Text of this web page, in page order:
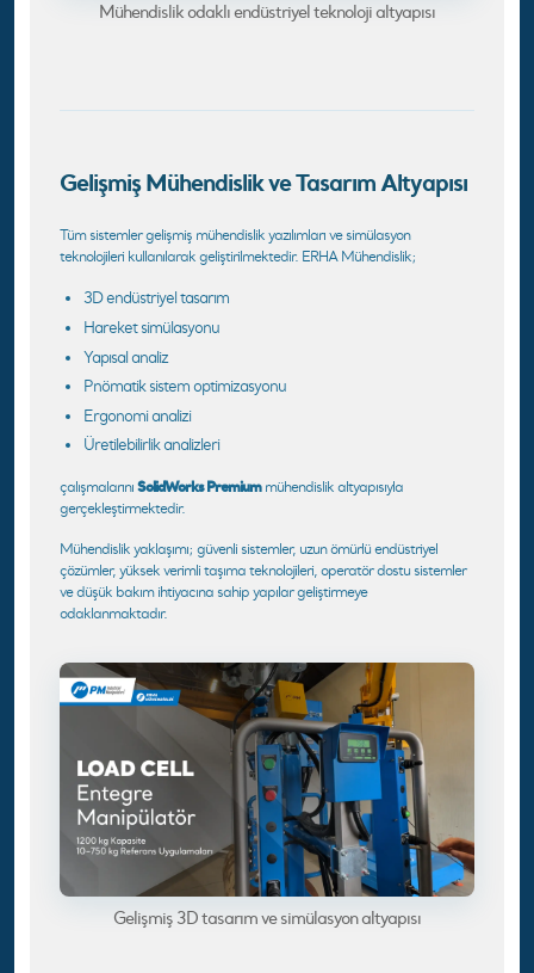
Mühendislik odaklı endüstriyel teknoloji altyapısı
Gelişmiş Mühendislik ve Tasarım Altyapısı
Tüm sistemler gelişmiş mühendislik yazılımları ve simülasyon
teknolojileri kullanılarak geliştirilmektedir. ERHA Mühendislik;
3D endüstriyel tasarım
Hareket simülasyonu
Yapısal analiz
Pnömatik sistem optimizasyonu
Ergonomi analizi
Üretilebilirlik analizleri
çalışmalarınıSolidWorks Premiummühendislik altyapısıyla
gerçekleştirmektedir.
Mühendislik yaklaşımı; güvenli sistemler, uzun ömürlü endüstriyel
çözümler, yüksek verimli taşıma teknolojileri, operatör dostu sistemler
ve düşük bakım ihtiyacına sahip yapılar geliştirmeye
odaklanmaktadır.
Gelişmiş 3D tasarım ve simülasyon altyapısı